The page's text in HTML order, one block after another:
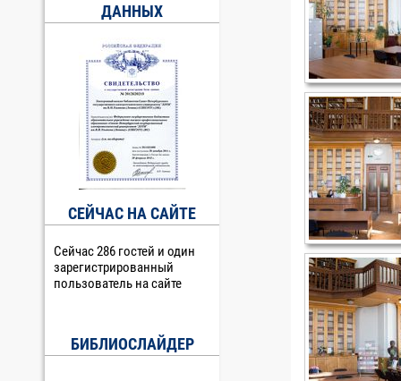
ДАННЫХ
СЕЙЧАС НА САЙТЕ
Сейчас 286 гостей и один
зарегистрированный
пользователь на сайте
БИБЛИОСЛАЙДЕР